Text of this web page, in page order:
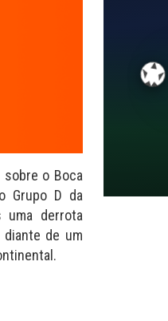
o Boca
Grupo D da
uma derrota
diante de um